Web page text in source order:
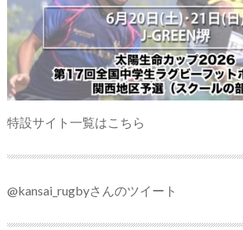
特設サイト一覧はこちら
@kansai_rugbyさんのツイート